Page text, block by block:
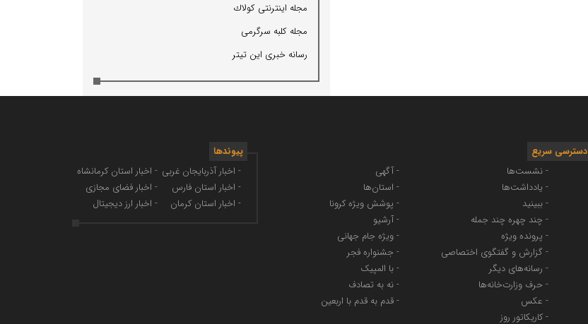
مجله اینترنتی كولاك
مجله كلبه سرگرمی
رسانه خبری این تیتر
دسترسی سریع
- نشست‌ها
- یادداشت‌ها
- ببینید
- چند چهره چند جمله
- پرونده ویژه
- گزارش و گفتگوی اختصاصی
- رسانه‌های دیگر
- حرف وزارت‌خانه‌ها
- عکس
- کاریکاتور روز
- آگهی
- استان‌ها
- پوشش ویژه کرونا
- آرشیو
- ویژه جام جهانی
- جشنواره فجر
- با المپیک
- نه به تصادف
- قدم به قدم با اربعین
پیوندها
- اخبار آذربایجان غربی
- اخبار استان فارس
- اخبار استان کرمان
- اخبار استان کرمانشاه
- اخبار فضای مجازی
- اخبار ارز دیجیتال